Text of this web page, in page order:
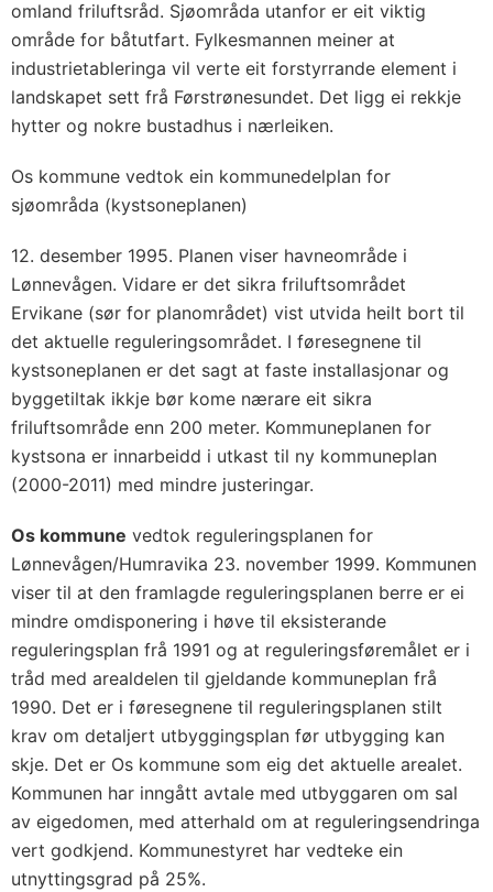
omland friluftsråd. Sjøområda utanfor er eit viktig
område for båtutfart. Fylkesmannen meiner at
industrietableringa vil verte eit forstyrrande element i
landskapet sett frå Førstrønesundet. Det ligg ei rekkje
hytter og nokre bustadhus i nærleiken.
Os kommune vedtok ein kommunedelplan for
sjøområda (kystsoneplanen)
12. desember 1995. Planen viser havneområde i
Lønnevågen. Vidare er det sikra friluftsområdet
Ervikane (sør for planområdet) vist utvida heilt bort til
det aktuelle reguleringsområdet. I føresegnene til
kystsoneplanen er det sagt at faste installasjonar og
byggetiltak ikkje bør kome nærare eit sikra
friluftsområde enn 200 meter. Kommuneplanen for
kystsona er innarbeidd i utkast til ny kommuneplan
(2000-2011) med mindre justeringar.
Os kommune vedtok reguleringsplanen for
Lønnevågen/Humravika 23. november 1999. Kommunen
viser til at den framlagde reguleringsplanen berre er ei
mindre omdisponering i høve til eksisterande
reguleringsplan frå 1991 og at reguleringsføremålet er i
tråd med arealdelen til gjeldande kommuneplan frå
1990. Det er i føresegnene til reguleringsplanen stilt
krav om detaljert utbyggingsplan før utbygging kan
skje. Det er Os kommune som eig det aktuelle arealet.
Kommunen har inngått avtale med utbyggaren om sal
av eigedomen, med atterhald om at reguleringsendringa
vert godkjend. Kommunestyret har vedteke ein
utnyttingsgrad på 25%.